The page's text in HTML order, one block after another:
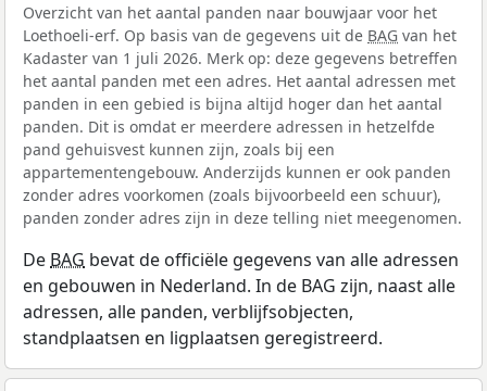
Overzicht van het aantal panden naar bouwjaar voor het
Loethoeli-erf. Op basis van de gegevens uit de BAG van het
Kadaster van 1 juli 2026. Merk op: deze gegevens betreffen
het aantal panden met een adres. Het aantal adressen met
panden in een gebied is bijna altijd hoger dan het aantal
panden. Dit is omdat er meerdere adressen in hetzelfde
pand gehuisvest kunnen zijn, zoals bij een
appartementengebouw. Anderzijds kunnen er ook panden
zonder adres voorkomen (zoals bijvoorbeeld een schuur),
panden zonder adres zijn in deze telling niet meegenomen.
De BAG bevat de officiële gegevens van alle adressen
en gebouwen in Nederland. In de BAG zijn, naast alle
adressen, alle panden, verblijfsobjecten,
standplaatsen en ligplaatsen geregistreerd.